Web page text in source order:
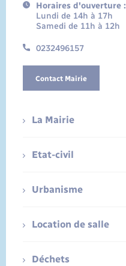
Horaires d'ouverture :
Lundi de 14h à 17h
Samedi de 11h à 12h
0232496157
Contact Mairie
La Mairie
Etat-civil
Urbanisme
Location de salle
Déchets